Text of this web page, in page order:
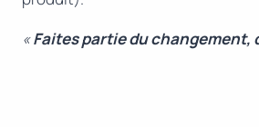
«Faites partie du changement,